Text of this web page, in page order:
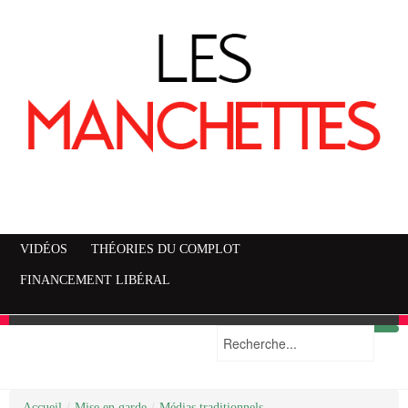
VIDÉOS THÉORIES DU COMPLOT
FINANCEMENT LIBÉRAL